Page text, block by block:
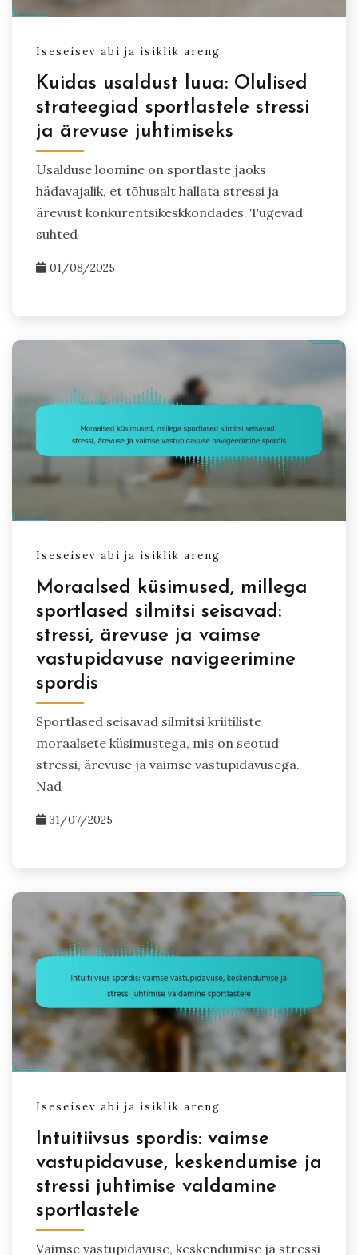
Iseseisev abi ja isiklik areng
Kuidas usaldust luua: Olulised
strateegiad sportlastele stressi
ja ärevuse juhtimiseks
Usalduse loomine on sportlaste jaoks
hädavajalik, et tõhusalt hallata stressi ja
ärevust konkurentsikeskkondades. Tugevad
suhted
01/08/2025
Iseseisev abi ja isiklik areng
Moraalsed küsimused, millega
sportlased silmitsi seisavad:
stressi, ärevuse ja vaimse
vastupidavuse navigeerimine
spordis
Sportlased seisavad silmitsi kriitiliste
moraalsete küsimustega, mis on seotud
stressi, ärevuse ja vaimse vastupidavusega.
Nad
31/07/2025
Iseseisev abi ja isiklik areng
Intuitiivsus spordis: vaimse
vastupidavuse, keskendumise ja
stressi juhtimise valdamine
sportlastele
Vaimse vastupidavuse, keskendumise ja stressi